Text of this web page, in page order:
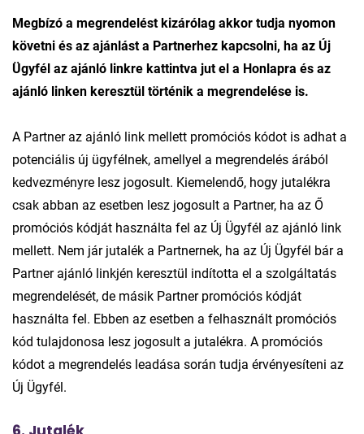
Megbízó a megrendelést kizárólag akkor tudja nyomon
követni és az ajánlást a Partnerhez kapcsolni, ha az Új
Ügyfél az ajánló linkre kattintva jut el a Honlapra és az
ajánló linken keresztül történik a megrendelése is.
A Partner az ajánló link mellett promóciós kódot is adhat a
potenciális új ügyfélnek, amellyel a megrendelés árából
kedvezményre lesz jogosult. Kiemelendő, hogy jutalékra
csak abban az esetben lesz jogosult a Partner, ha az Ő
promóciós kódját használta fel az Új Ügyfél az ajánló link
mellett. Nem jár jutalék a Partnernek, ha az Új Ügyfél bár a
Partner ajánló linkjén keresztül indította el a szolgáltatás
megrendelését, de másik Partner promóciós kódját
használta fel. Ebben az esetben a felhasznált promóciós
kód tulajdonosa lesz jogosult a jutalékra. A promóciós
kódot a megrendelés leadása során tudja érvényesíteni az
Új Ügyfél.